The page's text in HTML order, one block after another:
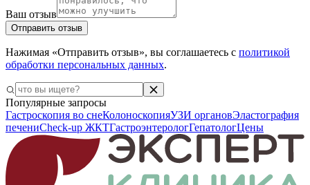
Ваш отзыв
Отправить отзыв
Нажимая «Отправить отзыв», вы соглашаетесь с политикой
обработки персональных данных.
Популярные запросы
Гастроскопия во снеКолоноскопияУЗИ органовЭластография
печениCheck-up ЖКТГастроэнтерологГепатологЦены